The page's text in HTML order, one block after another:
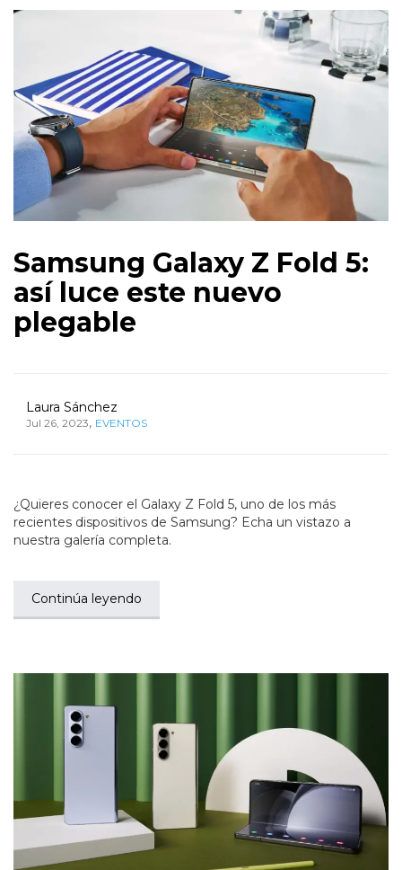
Samsung Galaxy Z Fold 5:
así luce este nuevo
plegable
Laura Sánchez
Jul 26, 2023, EVENTOS
¿Quieres conocer el Galaxy Z Fold 5, uno de los más
recientes dispositivos de Samsung? Echa un vistazo a
nuestra galería completa.
Continúa leyendo